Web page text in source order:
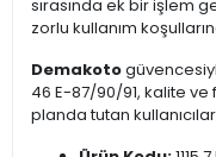
sırasında ek bir işlem
zorlu kullanım
Demakoto
46 E-87/90/91, kalite
planda tutan